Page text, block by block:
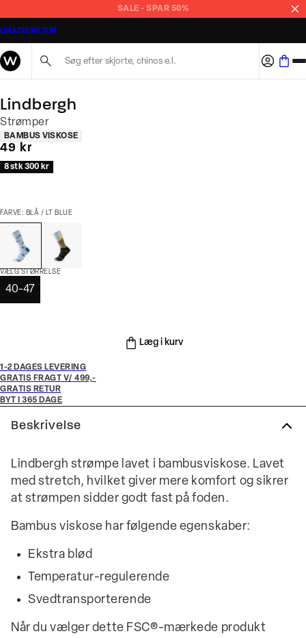
SALE - SPAR 50%
GRATIS RETUR
Lindbergh
Strømper
Produkt egenskaber
BAMBUS VISKOSE
I alt (inkl. rabat)
49 kr
8 stk 300 kr
FARVE: BLÅ / LT BLUE
VÆLG STØRRELSE
40-47
Læg i kurv
1-2 DAGES LEVERING
GRATIS FRAGT V/ 499,-
GRATIS RETUR
BYT I 365 DAGE
Beskrivelse
Lindbergh strømpe lavet i bambusviskose. Lavet
med stretch, hvilket giver mere komfort og sikrer
at strømpen sidder godt fast på foden.
Bambus viskose har følgende egenskaber:
Ekstra blød
Temperatur-regulerende
Svedtransporterende
Når du vælger dette FSC®-mærkede produkt